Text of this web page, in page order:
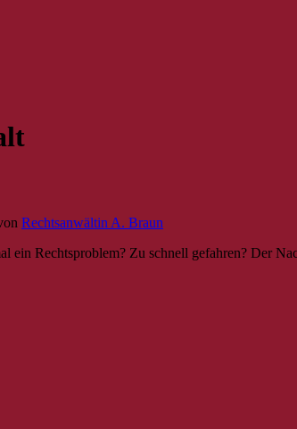
Rechtsanwältin A. Braun
ein Rechtsproblem? Zu schnell gefahren? Der